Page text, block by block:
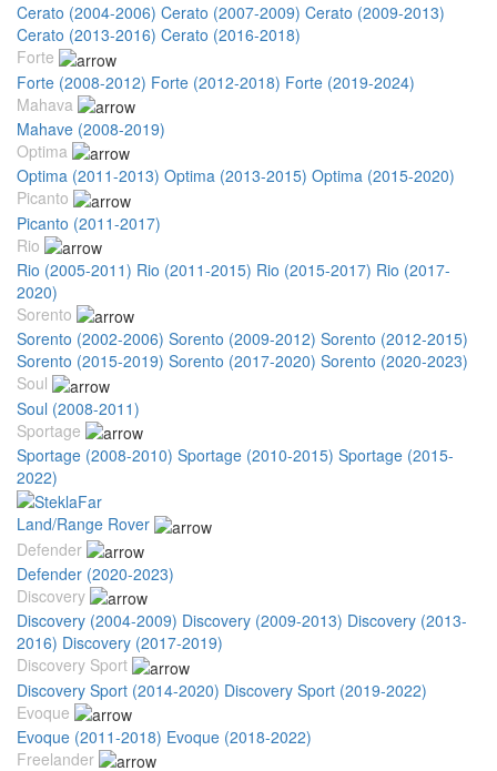
Cerato (2004-2006) Cerato (2007-2009) Cerato (2009-2013)
Cerato (2013-2016) Cerato (2016-2018)
Forte
Forte (2008-2012) Forte (2012-2018) Forte (2019-2024)
Mahava
Mahave (2008-2019)
Optima
Optima (2011-2013) Optima (2013-2015) Optima (2015-2020)
Picanto
Picanto (2011-2017)
Rio
Rio (2005-2011) Rio (2011-2015) Rio (2015-2017) Rio (2017-
2020)
Sorento
Sorento (2002-2006) Sorento (2009-2012) Sorento (2012-2015)
Sorento (2015-2019) Sorento (2017-2020) Sorento (2020-2023)
Soul
Soul (2008-2011)
Sportage
Sportage (2008-2010) Sportage (2010-2015) Sportage (2015-
2022)
Land/Range Rover
Defender
Defender (2020-2023)
Discovery
Discovery (2004-2009) Discovery (2009-2013) Discovery (2013-
2016) Discovery (2017-2019)
Discovery Sport
Discovery Sport (2014-2020) Discovery Sport (2019-2022)
Evoque
Evoque (2011-2018) Evoque (2018-2022)
Freelander